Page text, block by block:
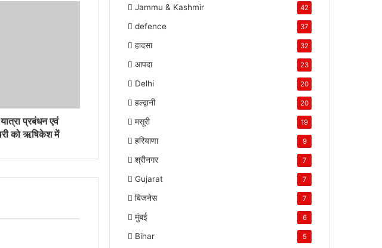
प्रबंधन एवं
को ऋषिकेश में
Jammu & Kashmir 42
defence 37
हादसा 32
आपदा 23
Delhi 20
हल्द्वानी 20
मसूरी 19
हरियाणा 9
श्रीनगर 7
Gujarat 7
बिजनेस 7
मुंबई 6
Bihar 5